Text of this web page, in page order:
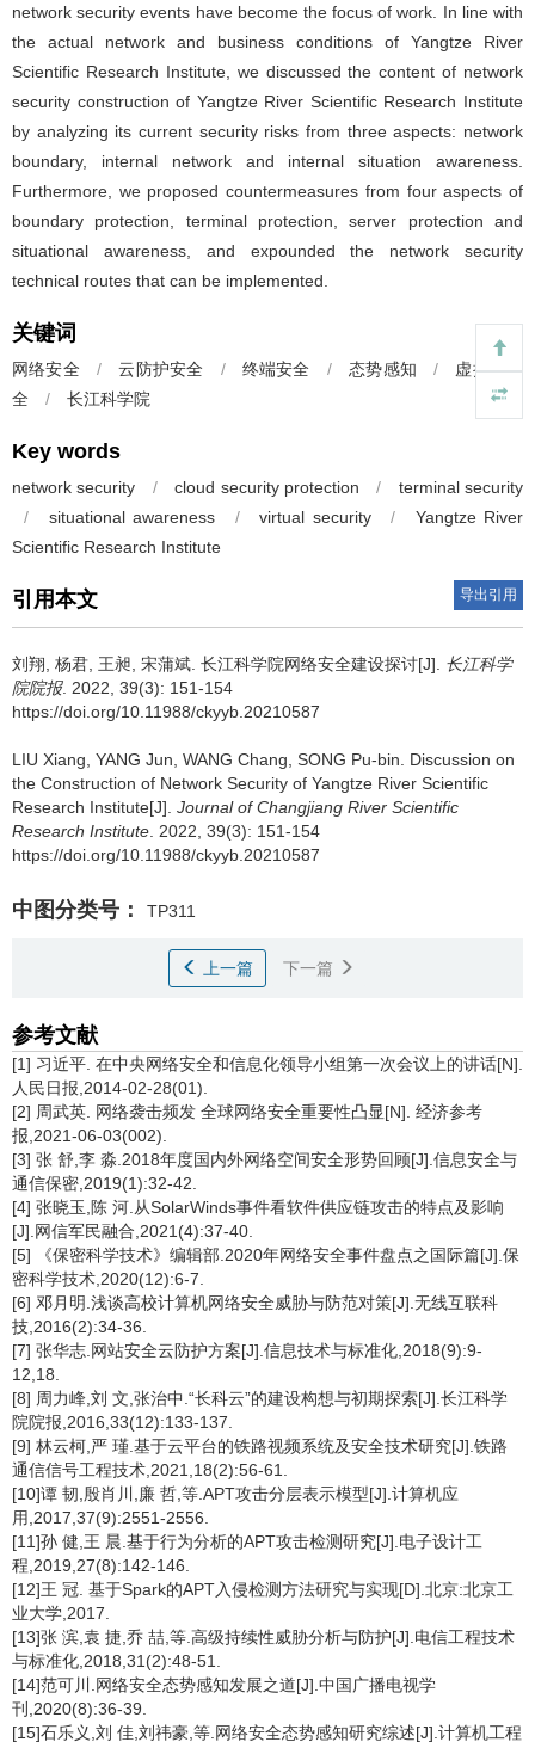
network security events have become the focus of work. In line with
the actual network and business conditions of Yangtze River
Scientific Research Institute, we discussed the content of network
security construction of Yangtze River Scientific Research Institute
by analyzing its current security risks from three aspects: network
boundary, internal network and internal situation awareness.
Furthermore, we proposed countermeasures from four aspects of
boundary protection, terminal protection, server protection and
situational awareness, and expounded the network security
technical routes that can be implemented.
关键词
网络安全 / 云防护安全 / 终端安全 / 态势感知 /
虚拟化安
全
/ 长江科学院
Key words
network security / cloud security protection /
terminal security
/
situational awareness / virtual security /
Yangtze River
Scientific Research Institute
引用本文 导出引用
刘翔, 杨君, 王昶, 宋蒲斌. 长江科学院网络安全建设探讨[J]. 长江科学
院院报. 2022, 39(3): 151-154
https://doi.org/10.11988/ckyyb.20210587
LIU Xiang, YANG Jun, WANG Chang, SONG Pu-bin. Discussion on
the Construction of Network Security of Yangtze River Scientific
Research Institute[J]. Journal of Changjiang River Scientific
Research Institute . 2022, 39(3): 151-154
https://doi.org/10.11988/ckyyb.20210587
中图分类号： TP311
上一篇 下一篇
参考文献
[1] 习近平. 在中央网络安全和信息化领导小组第一次会议上的讲话[N].
人民日报,2014-02-28(01).
[2] 周武英. 网络袭击频发 全球网络安全重要性凸显[N]. 经济参考
报,2021-06-03(002).
[3] 张 舒,李 淼.2018年度国内外网络空间安全形势回顾[J].信息安全与
通信保密,2019(1):32-42.
[4] 张晓玉,陈 河.从SolarWinds事件看软件供应链攻击的特点及影响
[J].网信军民融合,2021(4):37-40.
[5] 《保密科学技术》编辑部.2020年网络安全事件盘点之国际篇[J].保
密科学技术,2020(12):6-7.
[6] 邓月明.浅谈高校计算机网络安全威胁与防范对策[J].无线互联科
技,2016(2):34-36.
[7] 张华志.网站安全云防护方案[J].信息技术与标准化,2018(9):9-
12,18.
[8] 周力峰,刘 文,张治中.“长科云”的建设构想与初期探索[J].长江科学
院院报,2016,33(12):133-137.
[9] 林云柯,严 瑾.基于云平台的铁路视频系统及安全技术研究[J].铁路
通信信号工程技术,2021,18(2):56-61.
[10]谭 韧,殷肖川,廉 哲,等.APT攻击分层表示模型[J].计算机应
用,2017,37(9):2551-2556.
[11]孙 健,王 晨.基于行为分析的APT攻击检测研究[J].电子设计工
程,2019,27(8):142-146.
[12]王 冠. 基于Spark的APT入侵检测方法研究与实现[D].北京:北京工
业大学,2017.
[13]张 滨,袁 捷,乔 喆,等.高级持续性威胁分析与防护[J].电信工程技术
与标准化,2018,31(2):48-51.
[14]范可川.网络安全态势感知发展之道[J].中国广播电视学
刊,2020(8):36-39.
[15]石乐义,刘 佳,刘祎豪,等.网络安全态势感知研究综述[J].计算机工程